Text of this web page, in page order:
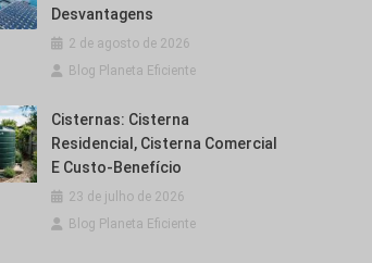
Desvantagens
2 de agosto de 2026
Blog Planeta Eficiente
Cisternas: Cisterna
Residencial, Cisterna Comercial
E Custo-Benefício
23 de julho de 2026
Blog Planeta Eficiente